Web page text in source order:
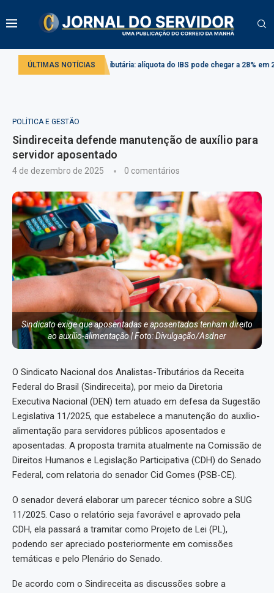
ÚLTIMAS NOTÍCIAS
Reforma tributária: alíquota do IBS pode chegar a 28% em 2033
POLÍTICA E GESTÃO
Sindireceita defende manutenção de auxílio para
servidor aposentado
4 de dezembro de 2025 0 comentários
Sindicato exige que aposentadas e aposentados tenham direito
ao auxílio-alimentação | Foto: Divulgação/Asdner
O Sindicato Nacional dos Analistas-Tributários da Receita
Federal do Brasil (Sindireceita), por meio da Diretoria
Executiva Nacional (DEN) tem atuado em defesa da Sugestão
Legislativa 11/2025, que estabelece a manutenção do auxílio-
alimentação para servidores públicos aposentados e
aposentadas. A proposta tramita atualmente na Comissão de
Direitos Humanos e Legislação Participativa (CDH) do Senado
Federal, com relatoria do senador Cid Gomes (PSB-CE).
O senador deverá elaborar um parecer técnico sobre a SUG
11/2025. Caso o relatório seja favorável e aprovado pela
CDH, ela passará a tramitar como Projeto de Lei (PL),
podendo ser apreciado posteriormente em comissões
temáticas e pelo Plenário do Senado.
De acordo com o Sindireceita as discussões sobre a